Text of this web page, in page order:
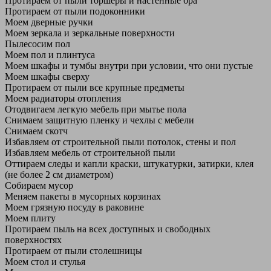
Протираем от пыли подоконники
Моем дверные ручки
Моем зеркала и зеркальные поверхности
Пылесосим пол
Моем пол и плинтуса
Моем шкафы и тумбы внутри при условии, что они пустые
Моем шкафы сверху
Протираем от пыли все крупные предметы
Моем радиаторы отопления
Отодвигаем легкую мебель при мытье пола
Снимаем защитную пленку и чехлы с мебели
Снимаем скотч
Избавляем от строительной пыли потолок, стены и пол
Избавляем мебель от строительной пыли
Оттираем следы и капли краски, штукатурки, затирки, клея
(не более 2 см диаметром)
Собираем мусор
Меняем пакеты в мусорных корзинах
Моем грязную посуду в раковине
Моем плиту
Протираем пыль на всех доступных и свободных
поверхностях
Протираем от пыли столешницы
Моем стол и стулья